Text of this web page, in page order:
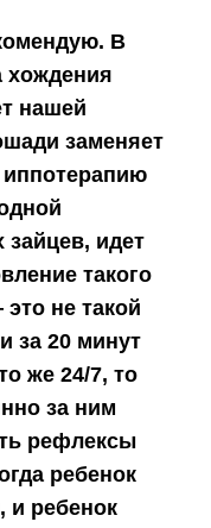
В
хождения
нашей
заменяет
зайцев, идет
такого
не такой
за 20 минут
же 24/7, то
за ним
рефлексы
ребенок
и ребенок